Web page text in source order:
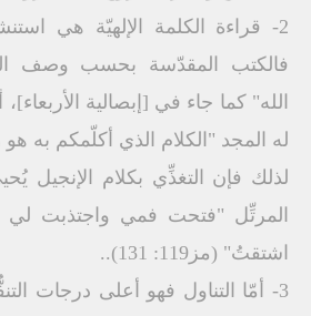
2- قراءة الكلمة الإلهيّة هي
فالكتب المقدّسة بحسب وصف
الله" كما جاء في [إبصالية
لذلك فإن التغذِّي بكلام الإنجيل
المرتِّل "فتحت فمي واجتذبت لي
اشتقتُ" (مز119: 131)..
3- أمّا التناول فهو أعلى درجات